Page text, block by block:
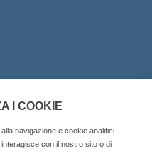
I COOKIE
navigazione e cookie analitici
con il nostro sito o di